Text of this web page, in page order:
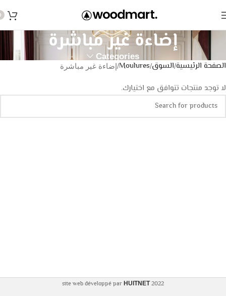
إضاءة غير مباشرة
Categories
الصفحة الرئيسية السوق Moulures إضاءة غير مباشرة
لا توجد منتجات تتوافق مع اختيارك.
2022 site web développé par
HUITNET